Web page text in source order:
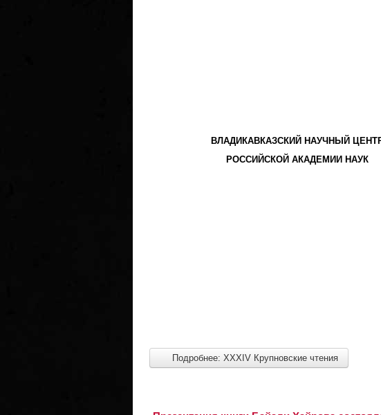
ВЛАДИКАВКАЗСКИЙ НАУЧНЫЙ
РОССИЙСКОЙ АКАДЕМИИ НАУК
Подробнее: XXXIV Крупновские чтения